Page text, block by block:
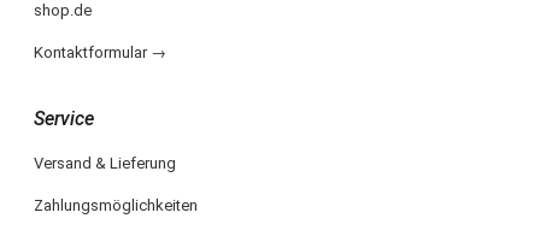
shop.de
Kontaktformular →
Service
Versand & Lieferung
Zahlungsmöglichkeiten